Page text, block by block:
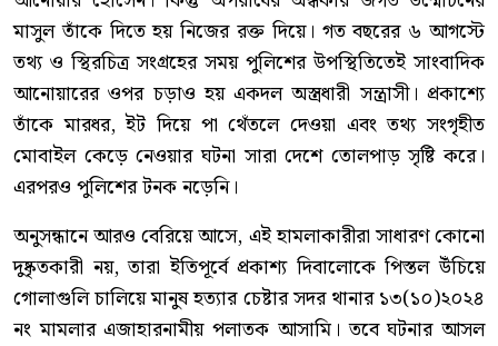
মাসুল তাঁকে দিতে হয় নিজের রক্ত দিয়ে। গত বছরের ৬ আগস্টে
তথ্য ও স্থিরচিত্র সংগ্রহের সময় পুলিশের উপস্থিতিতেই সাংবাদিক
আনোয়ারের ওপর চড়াও হয় একদল অস্ত্রধারী সন্ত্রাসী। প্রকাশ্যে
তাঁকে মারধর, ইট দিয়ে পা থেঁতলে দেওয়া এবং তথ্য সংগৃহীত
মোবাইল কেড়ে নেওয়ার ঘটনা সারা দেশে তোলপাড় সৃষ্টি করে।
এরপরও পুলিশের টনক নড়েনি।
অনুসন্ধানে আরও বেরিয়ে আসে, এই হামলাকারীরা সাধারণ কোনো
দুষ্কৃতকারী নয়, তারা ইতিপূর্বে প্রকাশ্য দিবালোকে পিস্তল উঁচিয়ে
গোলাগুলি চালিয়ে মানুষ হত্যার চেষ্টার সদর থানার ১৩(১০)২০২৪
নং মামলার এজাহারনামীয় পলাতক আসামি। তবে ঘটনার আসল